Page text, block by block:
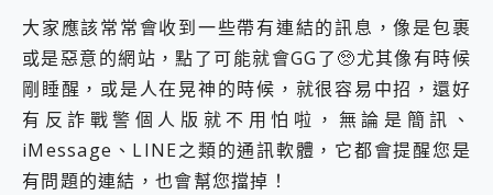
大家應該常常會收到一些帶有連結的訊息，像是包裹
或是惡意的網站，點了可能就會GG了🥺尤其像有時候
剛睡醒，或是人在晃神的時候，就很容易中招，還好
有反詐戰警個人版就不用怕啦，無論是簡訊、
iMessage、LINE之類的通訊軟體，它都會提醒您是
有問題的連結，也會幫您擋掉！